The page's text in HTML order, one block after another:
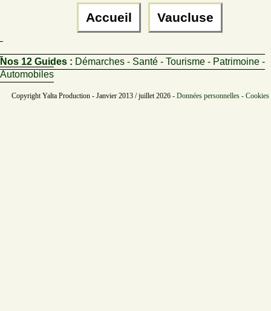
Accueil Vaucluse
Nos 12 Guides : Démarches - Santé - Tourisme - Patrimoine -
Automobiles
Copyright Yalta Production - Janvier 2013 / juillet 2026 - Données personnelles -